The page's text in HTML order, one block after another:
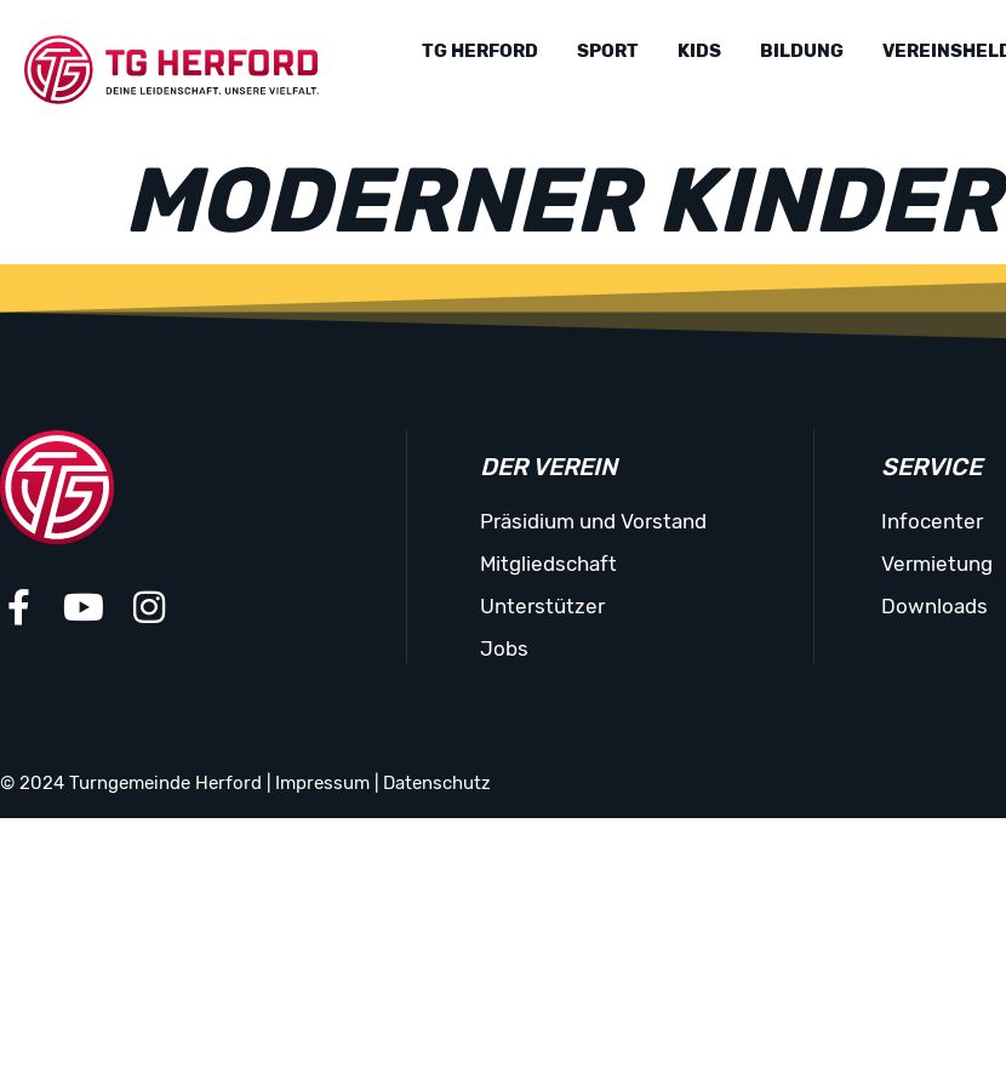
TG HERFORD SPORT KIDS BILDUNG
MODERNER
DER VEREIN
Präsidium und Vorstand
Mitgliedschaft
Unterstützer
Jobs
SERVICE
Infocenter
Vermietung
Downloads
© 2024 Turngemeinde Herford | Impressum Datenschutz